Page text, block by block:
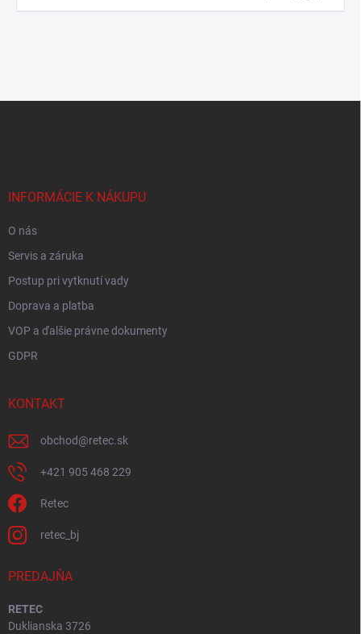
INFORMÁCIE K NÁKUPU
O nás
Servis a záruka
Postup pri vytknutí vady
Doprava a platba
VOP a ďalšie právne dokumenty
GDPR
KONTAKT
obchod@retec.sk
+421 905 468 229
Retec
retec_bj
PREDAJŇA
RETEC
Duklianska 3726